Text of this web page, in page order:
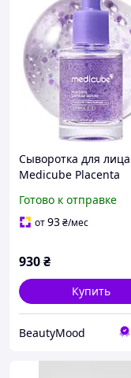
Сыворотка для лица
Мedicube Placenta
ниацинамидом и
витаминами A, C, E
Готово к отправке
от93₴/мес
930₴
Купить
BeautyMood